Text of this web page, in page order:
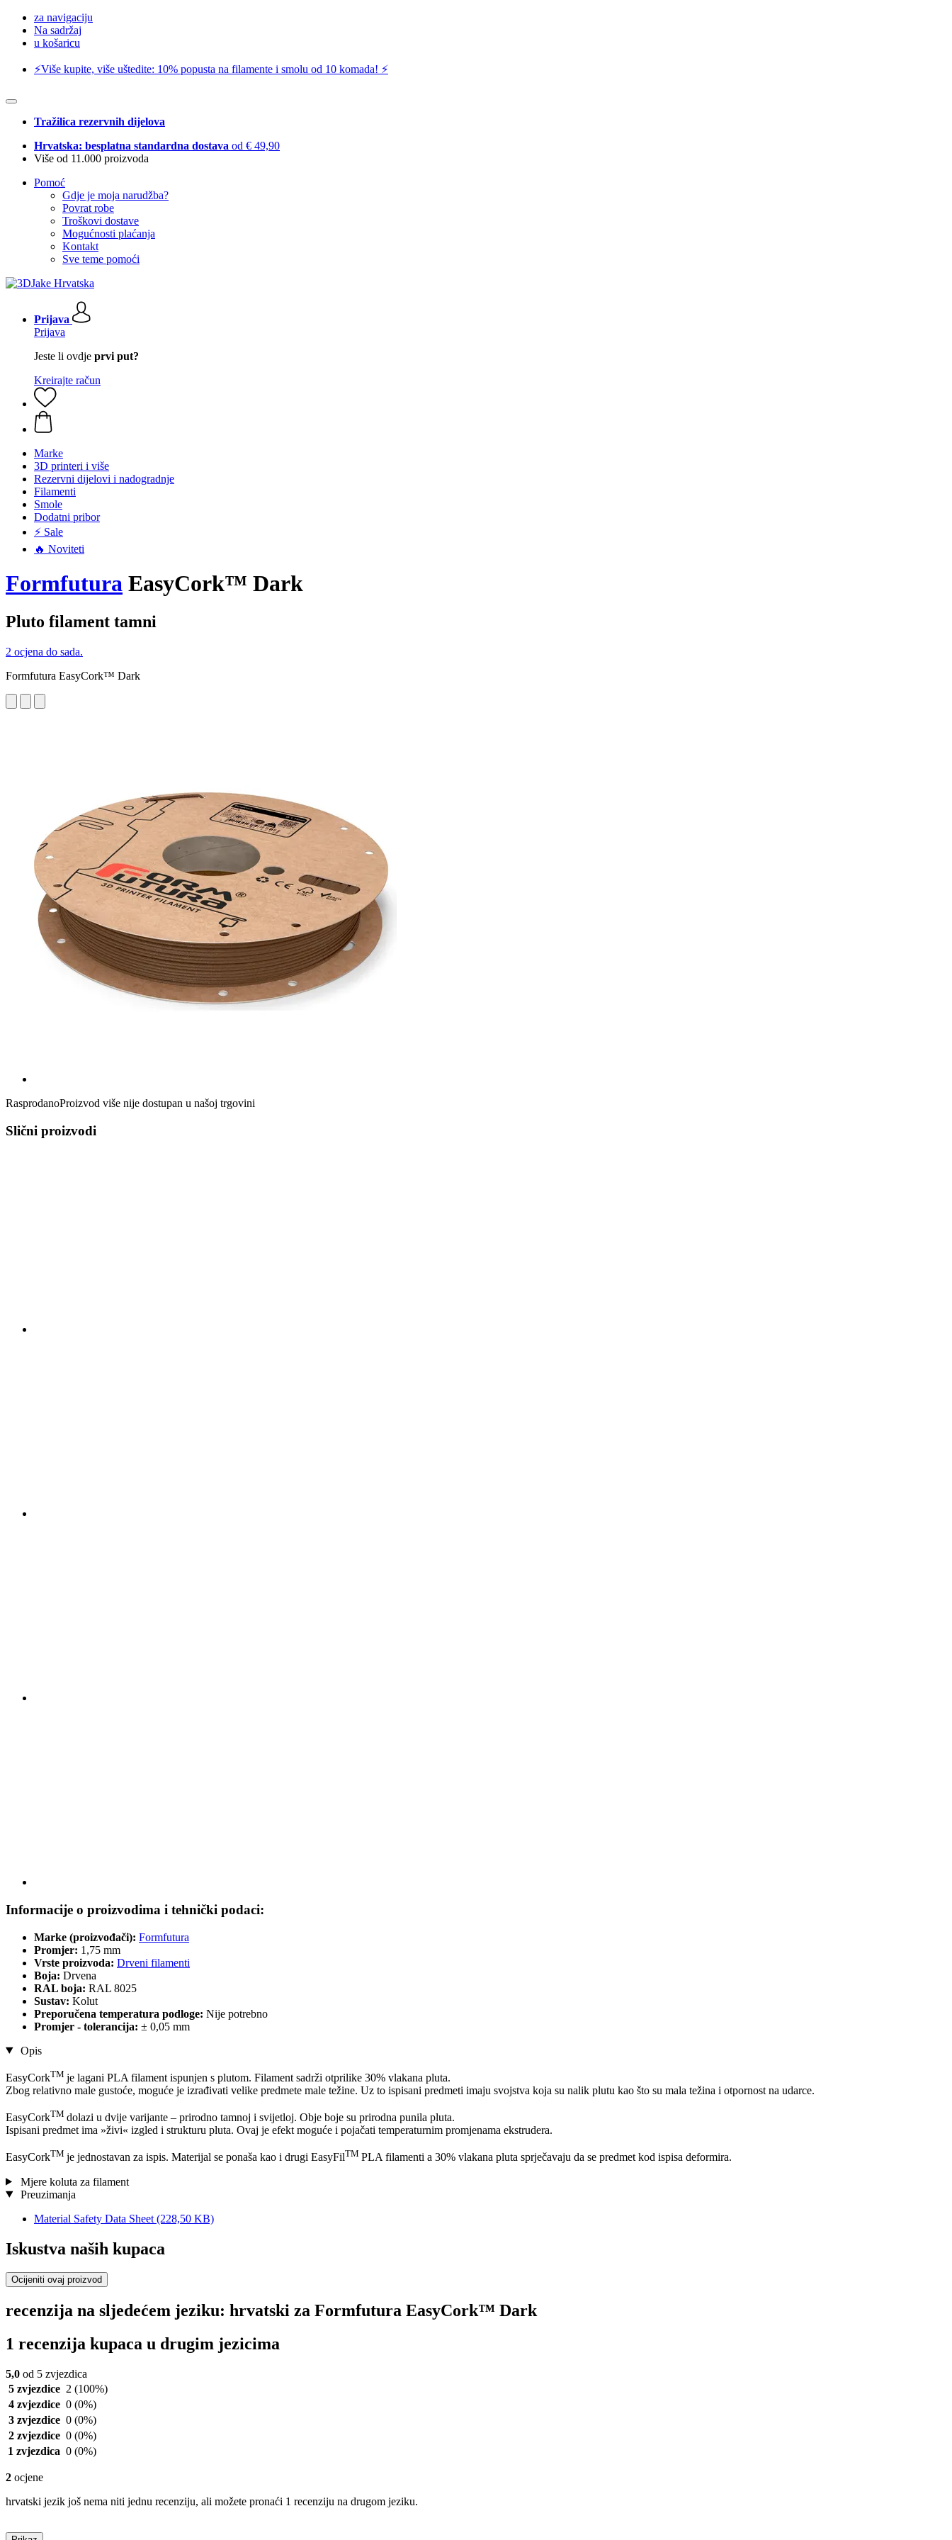
za navigaciju
Na sadržaj
u košaricu
⚡️Više kupite, više uštedite: 10% popusta na filamente i smolu od 10 komada! ⚡️
Tražilica rezervnih dijelova
Hrvatska: besplatna standardna dostava od € 49,90
Više od 11.000 proizvoda
Pomoć
Gdje je moja narudžba?
Povrat robe
Troškovi dostave
Mogućnosti plaćanja
Kontakt
Sve teme pomoći
Prijava
Prijava
Jeste li ovdje prvi put?
Kreirajte račun
Marke
3D printeri i više
Rezervni dijelovi i nadogradnje
Filamenti
Smole
Dodatni pribor
⚡ Sale
🔥 Noviteti
Formfutura EasyCork™ Dark
Pluto filament tamni
2 ocjena do sada.
Formfutura EasyCork™ Dark
RasprodanoProizvod više nije dostupan u našoj trgovini
Slični proizvodi
Informacije o proizvodima i tehnički podaci:
Marke (proizvođači): Formfutura
Promjer: 1,75 mm
Vrste proizvoda: Drveni filamenti
Boja: Drvena
RAL boja: RAL 8025
Sustav: Kolut
Preporučena temperatura podloge: Nije potrebno
Promjer - tolerancija: ± 0,05 mm
Opis
EasyCorkTM je lagani PLA filament ispunjen s plutom. Filament sadrži otprilike 30% vlakana pluta.
Zbog relativno male gustoće, moguće je izrađivati velike predmete male težine. Uz to ispisani predmeti imaju svojstva koja su nalik plutu kao što su mala težina i otpornost na udarce.
EasyCorkTM dolazi u dvije varijante – prirodno tamnoj i svijetloj. Obje boje su prirodna punila pluta.
Ispisani predmet ima »živi« izgled i strukturu pluta. Ovaj je efekt moguće i pojačati temperaturnim promjenama ekstrudera.
EasyCorkTM je jednostavan za ispis. Materijal se ponaša kao i drugi EasyFilTM PLA filamenti a 30% vlakana pluta sprječavaju da se predmet kod ispisa deformira.
Mjere koluta za filament
Preuzimanja
Material Safety Data Sheet (228,50 KB)
Iskustva naših kupaca
Ocijeniti ovaj proizvod
recenzija na sljedećem jeziku: hrvatski za Formfutura EasyCork™ Dark
1 recenzija kupaca u drugim jezicima
5,0 od 5 zvjezdica
5 zvjezdice 2 (100%)
4 zvjezdice 0 (0%)
3 zvjezdice 0 (0%)
2 zvjezdice 0 (0%)
1 zvjezdica 0 (0%)
2 ocjene
hrvatski jezik još nema niti jednu recenziju, ali možete pronaći 1 recenziju na drugom jeziku.